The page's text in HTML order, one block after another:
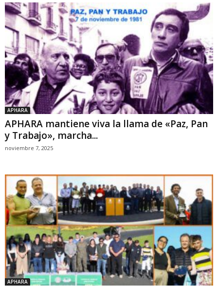
APHARA
APHARA mantiene viva la llama de «Paz, Pan
y Trabajo», marcha...
noviembre 7, 2025
APHARA